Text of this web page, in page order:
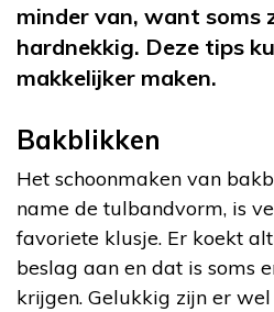
minder van, want soms
hardnekkig. Deze tips
makkelijker maken.
Bakblikken
Het schoonmaken van
name de tulbandvorm, is
favoriete klusje. Er koekt
beslag aan en dat is soms
krijgen. Gelukkig zijn er